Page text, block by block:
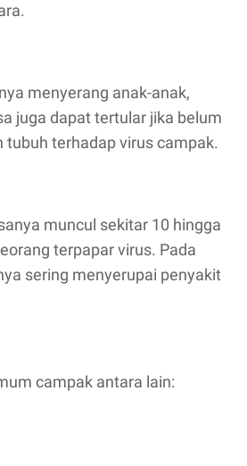
menyerang anak-anak,
juga dapat tertular jika belum
tubuh terhadap virus campak.
muncul sekitar 10 hingga
terpapar virus. Pada
sering menyerupai penyakit
campak antara lain: